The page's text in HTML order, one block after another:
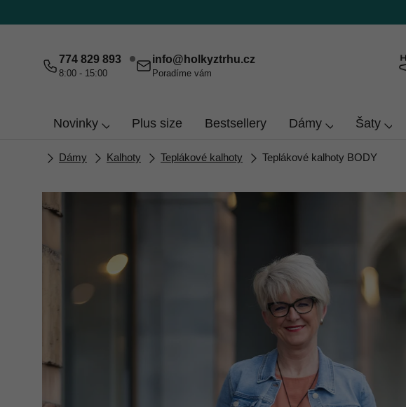
na
774 829 893
8:00 - 15:00
info@ holkyztrhu.cz
Poradíme vám
Novinky Plus size Bestsellery Dámy Šaty
DomůDámy Kalhoty Teplákové kalhoty Teplákové kalhoty BODY